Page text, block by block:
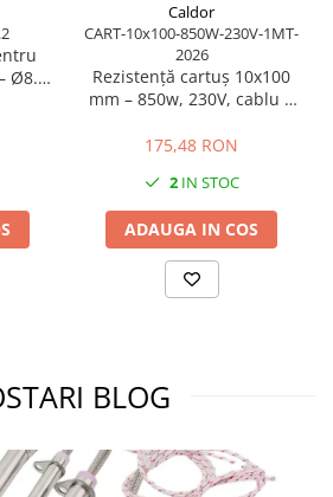
Ø8.2
mm
Caldor
CART-10x100-850W-230V-1MT-
2026
Rezistență cartuș 10x100
mm – 850w, 230V, cablu 1
175,48 RON
2IN STOC
ADAUGA IN COS
BLOG